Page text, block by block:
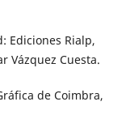
Ediciones Rialp,
Vázquez Cuesta.
de Coimbra,